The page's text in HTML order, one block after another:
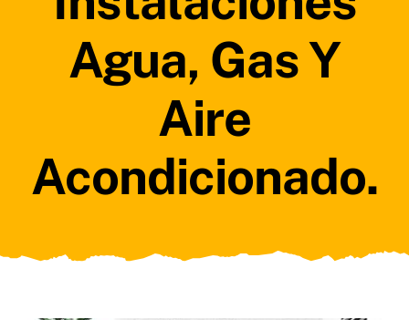
Contacto
Agua, Gas Y
Aire
Acondicionado.